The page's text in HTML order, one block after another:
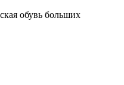
обувь больших